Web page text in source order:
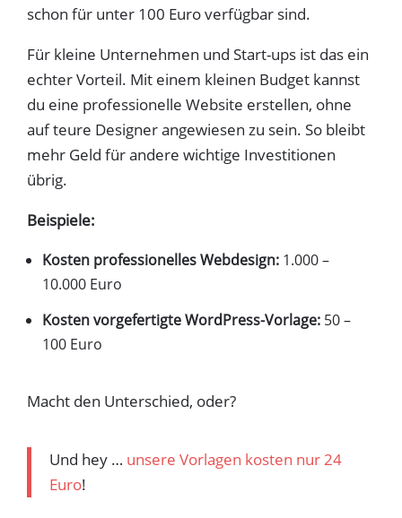
schon für unter 100 Euro verfügbar sind.
Für kleine Unternehmen und Start-ups ist das ein
echter Vorteil. Mit einem kleinen Budget kannst
du eine professionelle Website erstellen, ohne
auf teure Designer angewiesen zu sein. So bleibt
mehr Geld für andere wichtige Investitionen
übrig.
Beispiele:
Kosten professionelles Webdesign: 1.000 –
10.000 Euro
Kosten vorgefertigte WordPress-Vorlage: 50 –
100 Euro
Macht den Unterschied, oder?
Und hey … unsere Vorlagen kosten nur 24
Euro!